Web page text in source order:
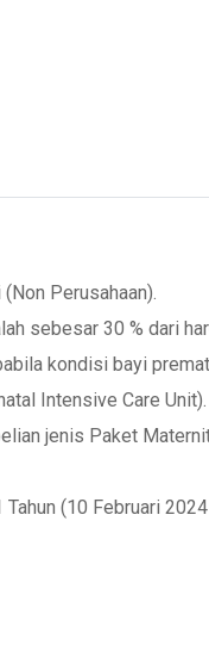
Perusahaan).
sebesar 30 % dari
kondisi bayi
Intensive Care Unit).
jenis Paket
(10 Februari